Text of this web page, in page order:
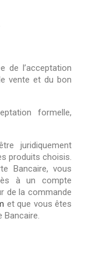
de l’acceptation
vente et du bon
formelle,
juridiquement
produits choisis.
Bancaire, vous
à un compte
de la commande
et que vous êtes
Bancaire.